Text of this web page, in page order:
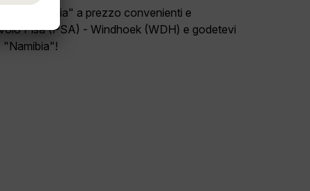
paese "Italia" a prezzo convenienti e
Pisa (PSA) - Windhoek (WDH) e godetevi
"Namibia"!